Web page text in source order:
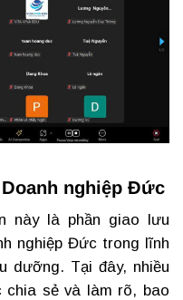
nghiệp Đức
này là phần giao lưu
nghiệp Đức trong lĩnh
dưỡng. Tại đây, nhiều
chia sẻ và làm rõ, bao